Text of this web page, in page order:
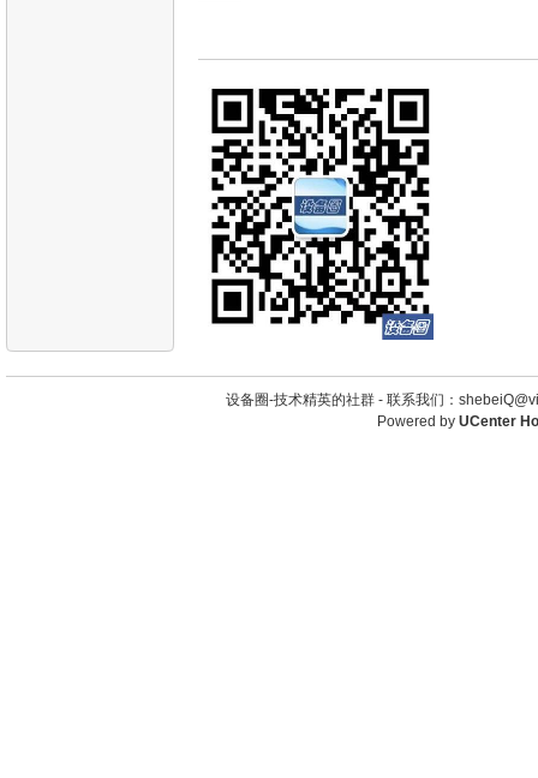
设备圈-技术精英的社群 - 联系我们：
Powered by UCenter